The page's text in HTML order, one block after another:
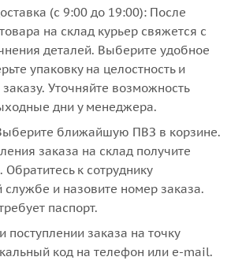
(с 9:00 до 19:00): После
на склад курьер свяжется с
деталей. Выберите удобное
упаковку на целостность и
заказу. Уточняйте возможность
дни у менеджера.
ближайшую ПВЗ в корзине.
заказа на склад получите
к сотруднику
службе и назовите номер заказа.
паспорт.
поступлении заказа на точку
код на телефон или e-mail.